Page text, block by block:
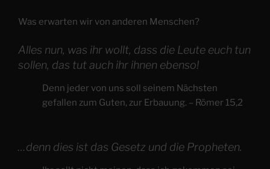
Was erwarten wir von anderen Menschen?
Alles nun, was ihr wollt, dass die Leute euch tun
sollen, das tut auch ihr ihnen ebenso!
Denn jeder von uns soll seinem Nächsten
gefallen zum Guten, zur Erbauung. – Römer 15,2
…denn dies ist das Gesetz und die Propheten.